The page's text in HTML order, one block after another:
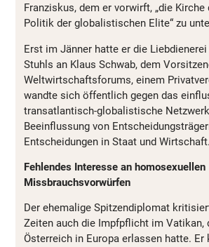
Franziskus, dem er vorwirft, „die
Politik der globalistischen Elite“ zu
Erst im Jänner hatte er die
Stuhls an Klaus Schwab, dem
Weltwirtschaftsforums, einem
wandte sich öffentlich gegen das
transatlantisch-globalistische
Beeinflussung von
Entscheidungen in Staat und Wirtschaft.
Fehlendes Interesse an homosexuellen
Missbrauchsvorwürfen
Der ehemalige Spitzendiplomat
Zeiten auch die Impfpflicht im Vatikan,
Österreich in Europa erlassen hatte.